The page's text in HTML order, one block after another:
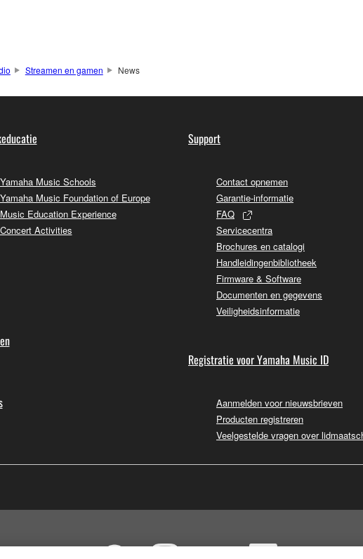
Streamen en gamen News
Yamaha Music Schools
Yamaha Music Foundation of Europe
Music Education Experience
Concert Activities
Support
Contact opnemen
Garantie-informatie
FAQ
Servicecentra
Brochures en catalogi
Handleidingenbibliotheek
Firmware & Software
Documenten en gegevens
Veiligheidsinformatie
Registratie voor Yamaha Music ID
Aanmelden voor nieuwsbrieven
Producten registreren
Veelgestelde vragen over